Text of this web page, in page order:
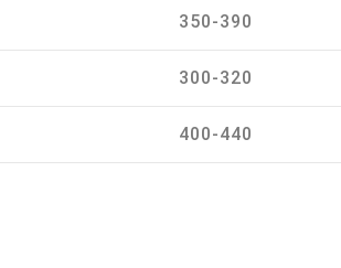
350-390
300-320
400-440